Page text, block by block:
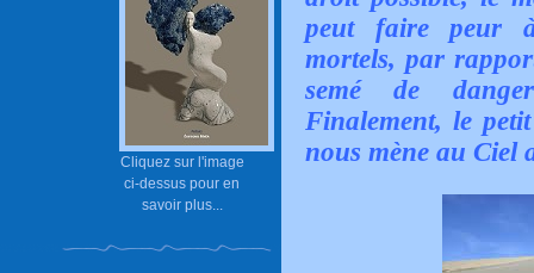
Cliquez sur l'image
ci-dessus pour en
savoir plus...
peut faire peur
mortels, par
semé de
Finalement, le
nous mène au Ciel